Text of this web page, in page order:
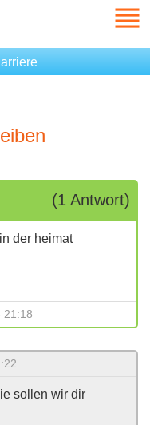
(1 Antwort)
der heimat
21:18
sollen wir dir